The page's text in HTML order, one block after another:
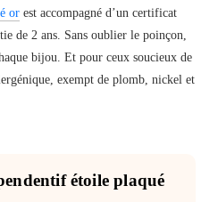
or est accompagné d’un certificat
de 2 ans. Sans oublier le poinçon,
bijou. Et pour ceux soucieux de
exempt de plomb, nickel et
étoile plaqué